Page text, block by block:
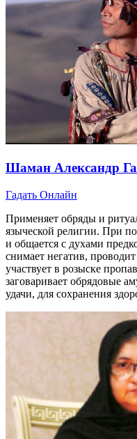
Шаман Александр
Гадать Онлайн
Применяет обряды и
языческой религии. При
и общается с духами
снимает негатив,
участвует в розыске
заговаривает обрядовые
удачи, для сохранения